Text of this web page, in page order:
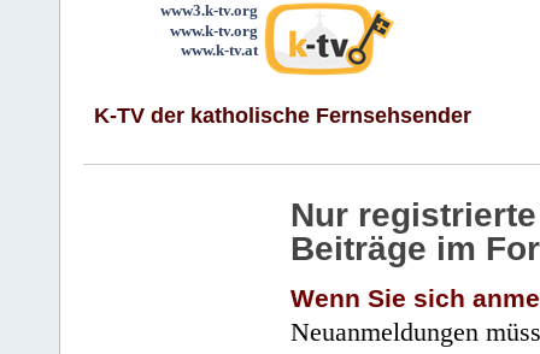
www3.k-tv.org
www.k-tv.org
www.k-tv.at
K-TV der katholische Fernsehsender
Nur
Beiträge im
Wenn Sie sich
Neuanmeldungen